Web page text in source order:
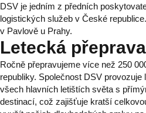
DSV je jedním z předních
logistických služeb v České
v Pavlově u Prahy.
Letecká přeprava
Ročně přepravujeme více než 250
republiky. Společnost DSV provozuje
všech hlavních letištích světa s
destinací, což zajišťuje kratší